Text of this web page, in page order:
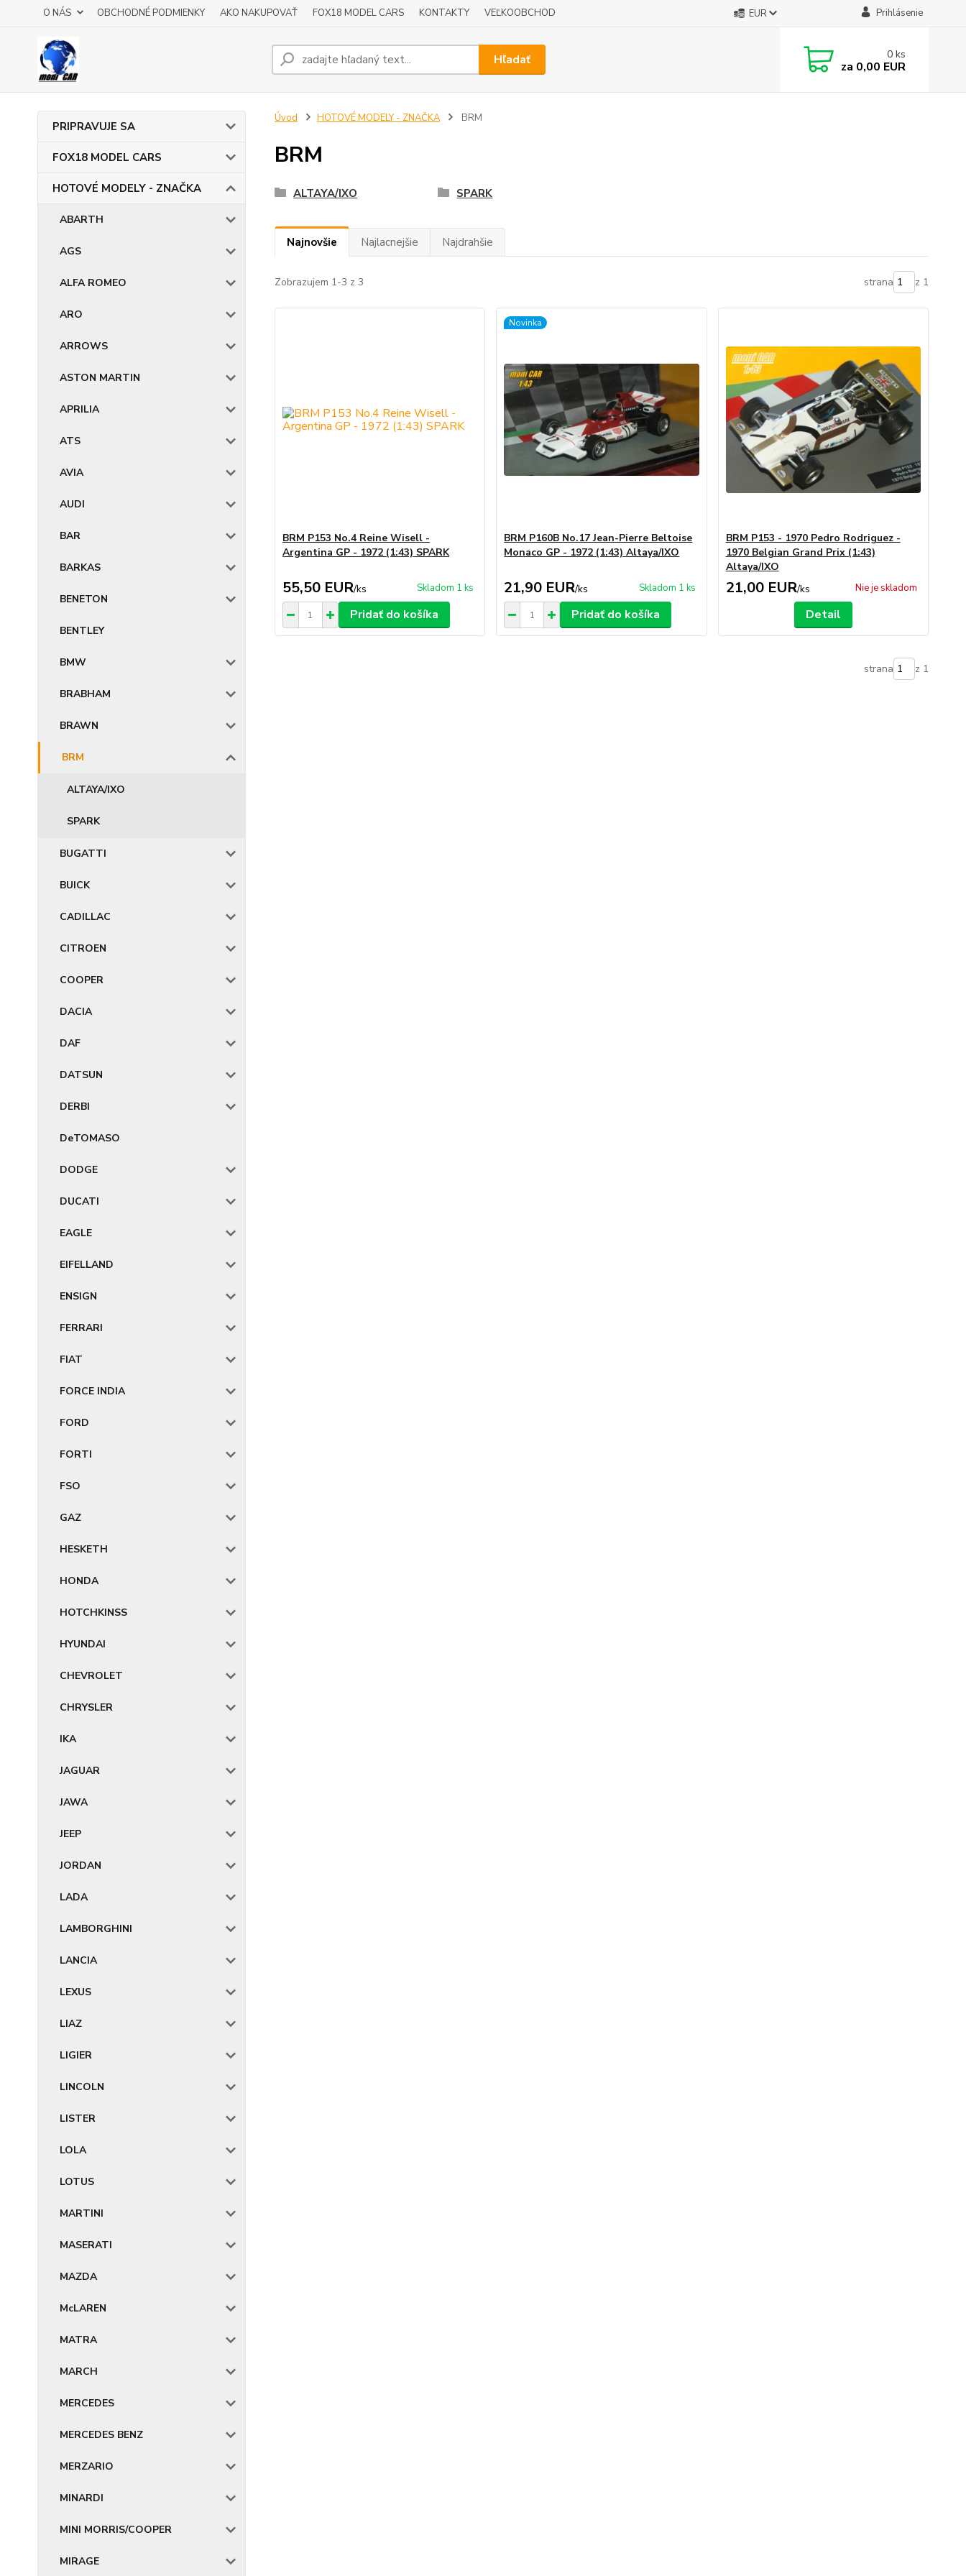
O NÁS OBCHODNÉ PODMIENKY AKO NAKUPOVAŤ FOX18 MODEL CARS KONTAKTY VEĽKOOBCHOD EUR Prihlásenie
Hľadať 0 ks
za 0,00 EUR
PRIPRAVUJE SA
FOX18 MODEL CARS
HOTOVÉ MODELY - ZNAČKA
ABARTH
AGS
ALFA ROMEO
ARO
ARROWS
ASTON MARTIN
APRILIA
ATS
AVIA
AUDI
BAR
BARKAS
BENETON
BENTLEY
BMW
BRABHAM
BRAWN
BRM
ALTAYA/IXO
SPARK
BUGATTI
BUICK
CADILLAC
CITROEN
COOPER
DACIA
DAF
DATSUN
DERBI
DeTOMASO
DODGE
DUCATI
EAGLE
EIFELLAND
ENSIGN
FERRARI
FIAT
FORCE INDIA
FORD
FORTI
FSO
GAZ
HESKETH
HONDA
HOTCHKINSS
HYUNDAI
CHEVROLET
CHRYSLER
IKA
JAGUAR
JAWA
JEEP
JORDAN
LADA
LAMBORGHINI
LANCIA
LEXUS
LIAZ
LIGIER
LINCOLN
LISTER
LOLA
LOTUS
MARTINI
MASERATI
MAZDA
McLAREN
MATRA
MARCH
MERCEDES
MERCEDES BENZ
MERZARIO
MINARDI
MINI MORRIS/COOPER
MIRAGE
Úvod HOTOVÉ MODELY - ZNAČKA BRM
BRM
ALTAYA/IXO SPARK
Najnovšie Najlacnejšie Najdrahšie
Zobrazujem 1-3 z 3 strana z 1
BRM P153 No.4 Reine Wisell -
Argentina GP - 1972 (1:43) SPARK
55,50 EUR/ks Skladom 1 ks
Pridať do košíka
Novinka
BRM P160B No.17 Jean-Pierre Beltoise
Monaco GP - 1972 (1:43) Altaya/IXO
21,90 EUR/ks Skladom 1 ks
Pridať do košíka
BRM P153 - 1970 Pedro Rodriguez -
1970 Belgian Grand Prix (1:43)
Altaya/IXO
21,00 EUR/ks Nie je skladom
Detail
strana z 1